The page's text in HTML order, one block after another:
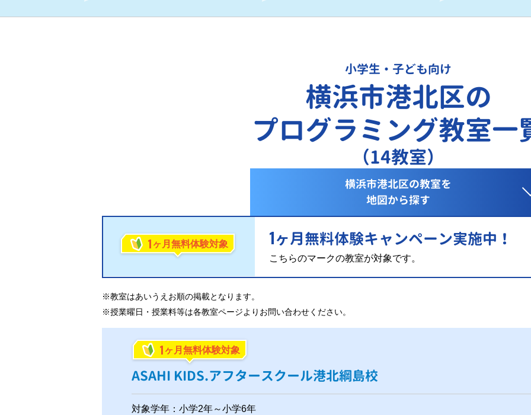
小学生・子ども向け
横浜市港北区の
プログラミング教室一
（14教室）
横浜市港北区の教室を
地図から探す
1 ヶ月無料体験対象 1ヶ月無料体験キャンペーン実施中！
こちらのマークの教室が対象です。
※教室はあいうえお順の掲載となります。
※授業曜日・授業料等は各教室ページよりお問い合わせください。
1 ヶ月無料体験対象
ASAHI KIDS.アフタースクール港北綱島校
対象学年：小学2年～小学6年